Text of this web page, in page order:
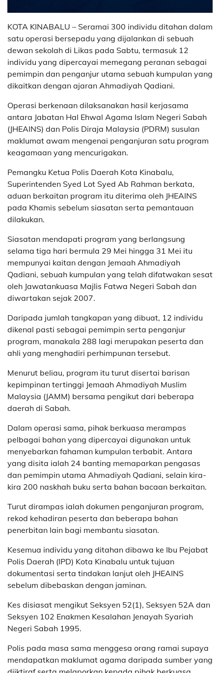
KOTA KINABALU – Seramai 300 individu ditahan dalam
satu operasi bersepadu yang dijalankan di sebuah
dewan sekolah di Likas pada Sabtu, termasuk 12
individu yang dipercayai memegang peranan sebagai
pemimpin dan penganjur utama sebuah kumpulan yang
dikaitkan dengan ajaran Ahmadiyah Qadiani.
Operasi berkenaan dilaksanakan hasil kerjasama
antara Jabatan Hal Ehwal Agama Islam Negeri Sabah
(JHEAINS) dan Polis Diraja Malaysia (PDRM) susulan
maklumat awam mengenai penganjuran satu program
keagamaan yang mencurigakan.
Pemangku Ketua Polis Daerah Kota Kinabalu,
Superintenden Syed Lot Syed Ab Rahman berkata,
aduan berkaitan program itu diterima oleh JHEAINS
pada Khamis sebelum siasatan serta pemantauan
dilakukan.
Siasatan mendapati program yang berlangsung
selama tiga hari bermula 29 Mei hingga 31 Mei itu
mempunyai kaitan dengan Jemaah Ahmadiyah
Qadiani, sebuah kumpulan yang telah difatwakan sesat
oleh Jawatankuasa Majlis Fatwa Negeri Sabah dan
diwartakan sejak 2007.
Daripada jumlah tangkapan yang dibuat, 12 individu
dikenal pasti sebagai pemimpin serta penganjur
program, manakala 288 lagi merupakan peserta dan
ahli yang menghadiri perhimpunan tersebut.
Menurut beliau, program itu turut disertai barisan
kepimpinan tertinggi Jemaah Ahmadiyah Muslim
Malaysia (JAMM) bersama pengikut dari beberapa
daerah di Sabah.
Dalam operasi sama, pihak berkuasa merampas
pelbagai bahan yang dipercayai digunakan untuk
menyebarkan fahaman kumpulan terbabit. Antara
yang disita ialah 24 banting memaparkan pengasas
dan pemimpin utama Ahmadiyah Qadiani, selain kira-
kira 200 naskhah buku serta bahan bacaan berkaitan.
Turut dirampas ialah dokumen penganjuran program,
rekod kehadiran peserta dan beberapa bahan
penerbitan lain bagi membantu siasatan.
Kesemua individu yang ditahan dibawa ke Ibu Pejabat
Polis Daerah (IPD) Kota Kinabalu untuk tujuan
dokumentasi serta tindakan lanjut oleh JHEAINS
sebelum dibebaskan dengan jaminan.
Kes disiasat mengikut Seksyen 52(1), Seksyen 52A dan
Seksyen 102 Enakmen Kesalahan Jenayah Syariah
Negeri Sabah 1995.
Polis pada masa sama menggesa orang ramai supaya
mendapatkan maklumat agama daripada sumber yang